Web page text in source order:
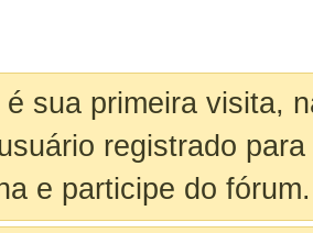
é sua primeira visita,
registrado
e participe do fórum.